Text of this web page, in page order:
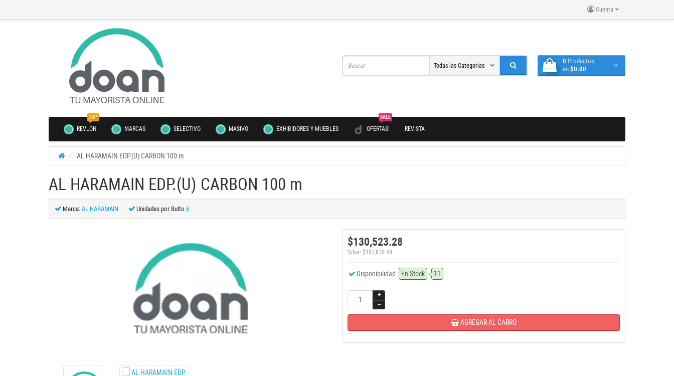
Cuenta
0 Productos,
en $0.00
Todas las Categorias
TOP
REVLON MARCAS SELECTIVO MASIVO EXHIBIDORES Y MUEBLES
SALE
OFERTAS! REVISTA
AL HARAMAIN EDP.(U) CARBON 100 m
AL HARAMAIN EDP.(U) CARBON 100 m
Marca: AL HARAMAIN Unidades por Bulto 6
$130,523.28
S/Iva: $107,870.48
Disponibilidad: En Stock 11
AGREGAR AL CARRO